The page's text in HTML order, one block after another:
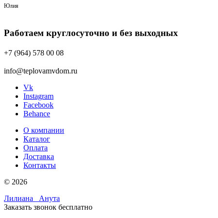
Юлия
Работаем круглосуточно и без выходных
+7 (964) 578 00 08
info@teplovamvdom.ru
Vk
Instagram
Facebook
Behance
О компании
Каталог
Оплата
Доставка
Контакты
© 2026
Лилиана
Анута
Заказать звонок бесплатно